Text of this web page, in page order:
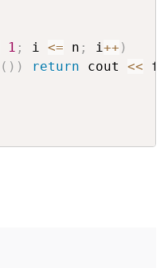
1 ; i <= n ; i++ )
( ) ) return cout <<